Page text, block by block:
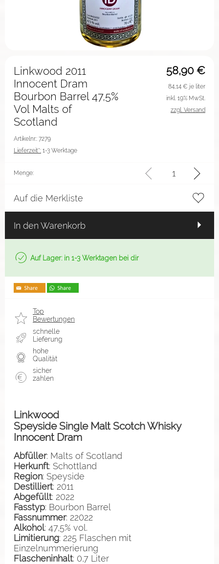
58,90 €
Linkwood 2011
Innocent Dram
Bourbon Barrel 47,5%
Vol Malts of
Scotland
Artikelnr.: 7279
Lieferzeit*: 1-3 Werktage
84,14 € je liter
inkl. 19% MwSt.
zzgl. Versand
Menge:
Auf die Merkliste
In den Warenkorb
Auf Lager: in 1-3 Werktagen bei dir
Top
Bewertungen
schnelle
Lieferung
hohe
Qualität
sicher
zahlen
Linkwood
Speyside Single Malt Scotch Whisky
Innocent Dram
Abfüller: Malts of Scotland
Herkunft: Schottland
Region: Speyside
Destilliert: 2011
Abgefüllt: 2022
Fasstyp: Bourbon Barrel
Fassnummer: 22022
Alkohol: 47,5% vol.
Limitierung: 225 Flaschen mit
Einzelnummerierung
Flascheninhalt: 0,7 Liter